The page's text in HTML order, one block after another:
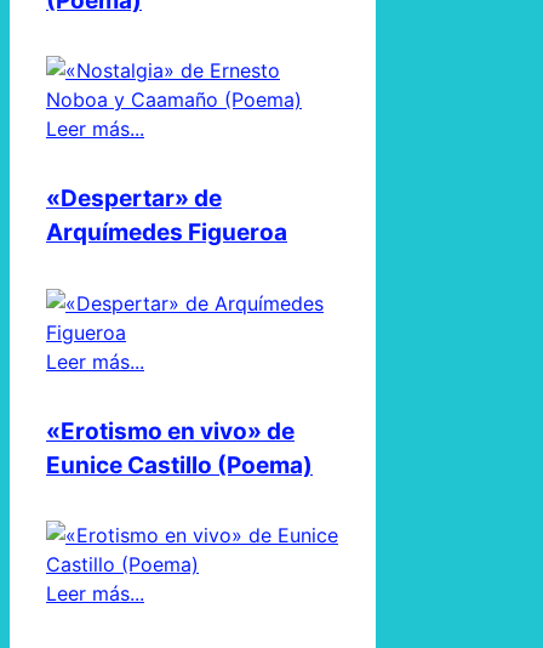
Leer más...
«Despertar» de
Arquímedes Figueroa
Leer más...
«Erotismo en vivo» de
Eunice Castillo (Poema)
Leer más...